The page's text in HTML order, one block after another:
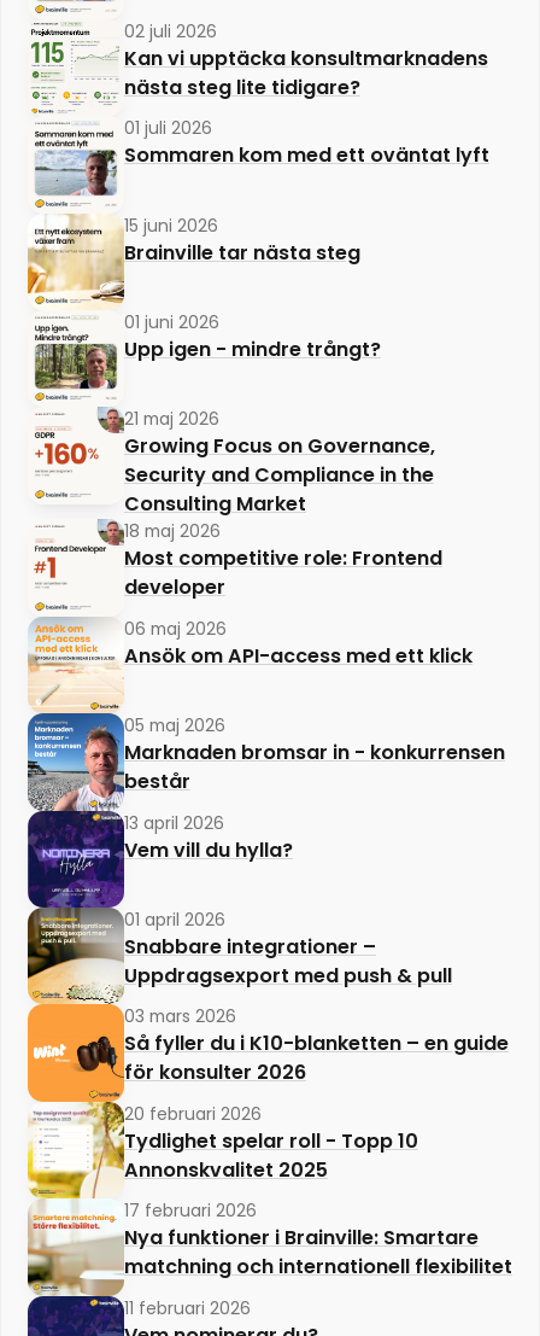
02 juli 2026
Kan vi upptäcka konsultmarknadens
nästa steg lite tidigare?
01 juli 2026
Sommaren kom med ett oväntat lyft
15 juni 2026
Brainville tar nästa steg
01 juni 2026
Upp igen - mindre trångt?
21 maj 2026
Growing Focus on Governance,
Security and Compliance in the
Consulting Market
18 maj 2026
Most competitive role: Frontend
developer
06 maj 2026
Ansök om API-access med ett klick
05 maj 2026
Marknaden bromsar in - konkurrensen
består
13 april 2026
Vem vill du hylla?
01 april 2026
Snabbare integrationer –
Uppdragsexport med push & pull
03 mars 2026
Så fyller du i K10-blanketten – en guide
för konsulter 2026
20 februari 2026
Tydlighet spelar roll - Topp 10
Annonskvalitet 2025
17 februari 2026
Nya funktioner i Brainville: Smartare
matchning och internationell flexibilitet
11 februari 2026